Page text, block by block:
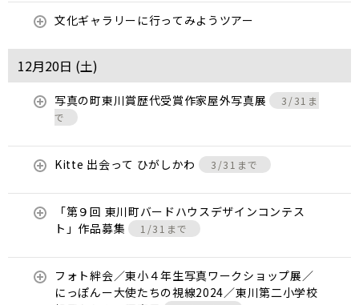
文化ギャラリーに行ってみようツアー
12月20日 (土)
写真の町東川賞歴代受賞作家屋外写真展
3/31ま
で
Kitte 出会って ひがしかわ 3/31まで
「第９回 東川町バードハウスデザインコンテス
ト」作品募集
1/31まで
フォト絆会／東小４年生写真ワークショップ展／
にっぽんー大使たちの視線2024／東川第二小学校